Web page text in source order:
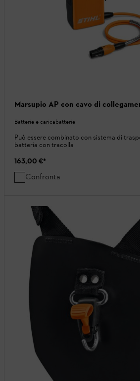
Marsupio AP con cavo di
Batterie e caricabatterie
Può essere combinato con sistema di
batteria con tracolla
163,00 €*
Confronta